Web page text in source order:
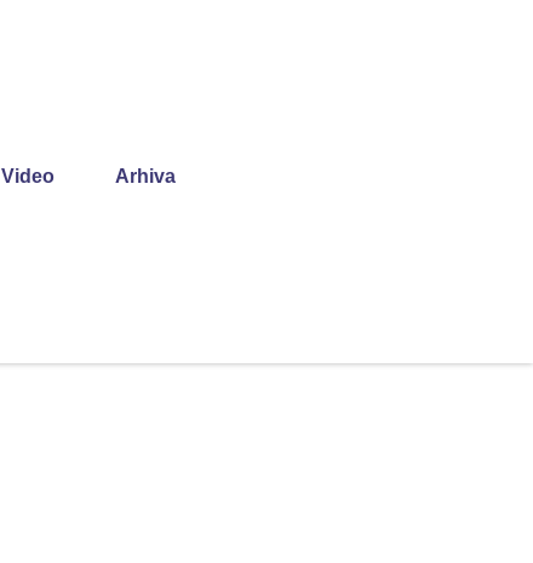
Video Arhiva